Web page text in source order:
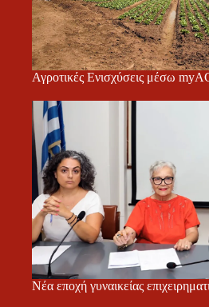
Αγροτικές Ενισχύσεις μέσω
Νέα εποχή γυναικείας